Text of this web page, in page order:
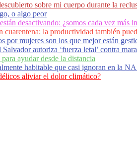
sobre mi cuerpo durante la
o algo peor
desactivando: ¿somos cada vez más
cuarentena: la productividad también
por mujeres son los que mejor están
autoriza ‘fuerza letal’ contra
ayudar desde la distancia
habitable que casi ignoran en la
aliviar el dolor climático?